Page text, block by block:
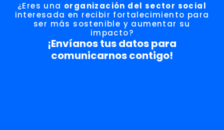
¿Eres una organización del sector social
interesada en recibir fortalecimiento para
ser más sostenible y aumentar su
impacto?
¡Envíanos tus datos para
comunicarnos contigo!